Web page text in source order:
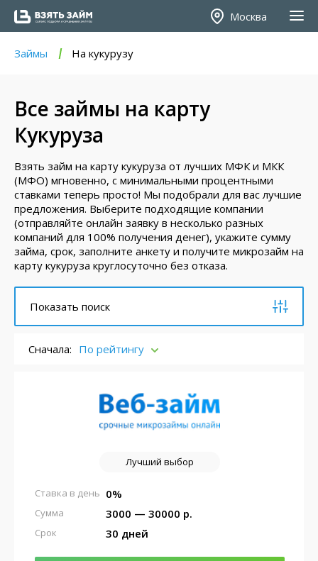
Москва
Займы На кукурузу
Все займы на карту
Кукуруза
Взять займ на карту кукуруза от лучших МФК и МКК
(МФО) мгновенно, с минимальными процентными
ставками теперь просто! Мы подобрали для вас лучшие
предложения. Выберите подходящие компании
(отправляйте онлайн заявку в несколько разных
компаний для 100% получения денег), укажите сумму
займа, срок, заполните анкету и получите микрозайм на
карту кукуруза круглосуточно без отказа.
Показать поиск
Сначала: По рейтингу
Лучший выбор
0%
Ставка в день
3000 — 30000 р.
Сумма
30 дней
Срок